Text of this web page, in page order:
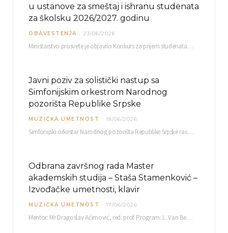
u ustanove za smeštaj i ishranu studenata
za školsku 2026/2027. godinu
OBAVESTENJA 23/06/2026
Ministarstvo prosvete je objavilo Konkurs za prijem studenata visokoškolskih ustanova u Republici Srbiji u ustanove…
Javni poziv za solistički nastup sa
Simfonijskim orkestrom Narodnog
pozorišta Republike Srpske
MUZIČKA UMETNOST 18/06/2026
Simfonijski orkestar Narodnog pozorišta Republike Srpske raspisuje javni poziv za učešće u projektu „CRESCENDO: Nova…
Odbrana završnog rada Master
akademskih studija – Staša Stamenković –
Izvođačke umetnosti, klavir
MUZIČKA UMETNOST 17/06/2026
Mentor: Mr Dragoslav Aćimović, red. prof. Program: L. Van Betoven: Sonata op. 31 br. 2 u…